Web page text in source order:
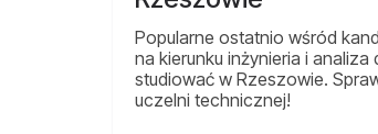
Popularne ostatnio wśród
na kierunku inżynieria i analiza
studiować w Rzeszowie.
uczelni technicznej!